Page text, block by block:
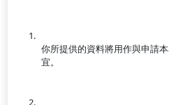
你所提供的資料將用作與申請
宜。